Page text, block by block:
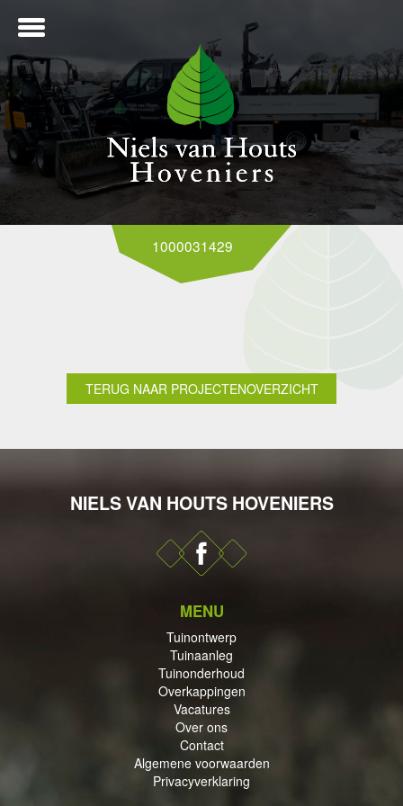
1000031429
TERUG NAAR PROJECTENOVERZICHT
NIELS VAN HOUTS HOVENIERS
MENU
Tuinontwerp
Tuinaanleg
Tuinonderhoud
Overkappingen
Vacatures
Over ons
Contact
Algemene voorwaarden
Privacyverklaring